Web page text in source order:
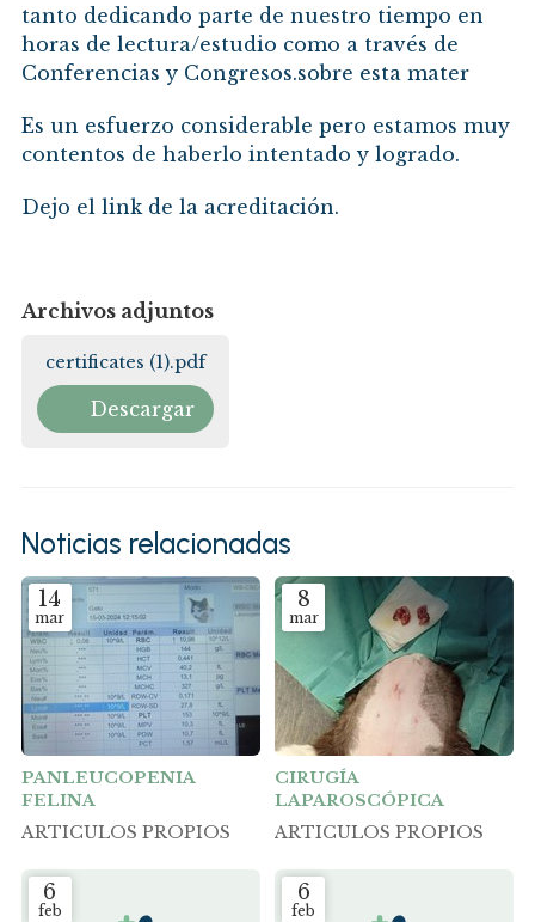
tanto dedicando parte de nuestro tiempo en
horas de lectura/estudio como a través de
Conferencias y Congresos.sobre esta mater
Es un esfuerzo considerable pero estamos muy
contentos de haberlo intentado y logrado.
Dejo el link de la acreditación.
Archivos adjuntos
certificates (1).pdf
Descargar
Noticias relacionadas
14
mar
PANLEUCOPENIA
FELINA
ARTICULOS PROPIOS
8
mar
CIRUGÍA
LAPAROSCÓPICA
ARTICULOS PROPIOS
6
feb
6
feb